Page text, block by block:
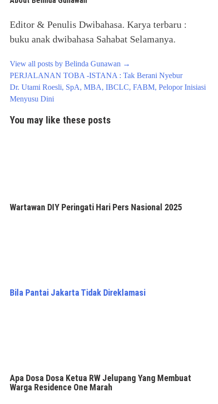
Editor & Penulis Dwibahasa. Karya terbaru :
buku anak dwibahasa Sahabat Selamanya.
View all posts by Belinda Gunawan →
Post
navigation
PERJALANAN TOBA -ISTANA : Tak Berani Nyebur
Dr. Utami Roesli, SpA, MBA, IBCLC, FABM, Pelopor Inisiasi
Menyusu Dini
You may like these posts
Wartawan DIY Peringati Hari Pers Nasional 2025
Bila Pantai Jakarta Tidak Direklamasi
Apa Dosa Dosa Ketua RW Jelupang Yang Membuat
Warga Residence One Marah